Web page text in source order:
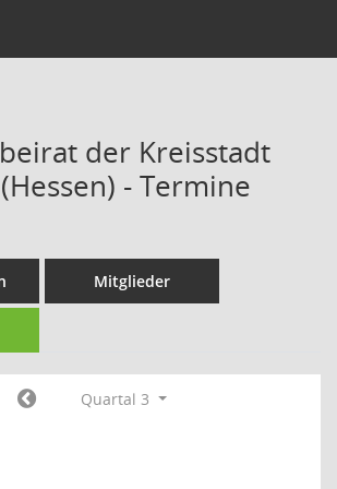
der Kreisstadt
- Termine
Mitglieder
Quartal 3